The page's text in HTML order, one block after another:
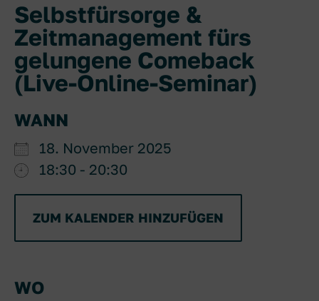
Selbstfürsorge &
Zeitmanagement fürs
gelungene Comeback
(Live-Online-Seminar)
WANN
18. November 2025
18:30 - 20:30
ZUM KALENDER HINZUFÜGEN
WO